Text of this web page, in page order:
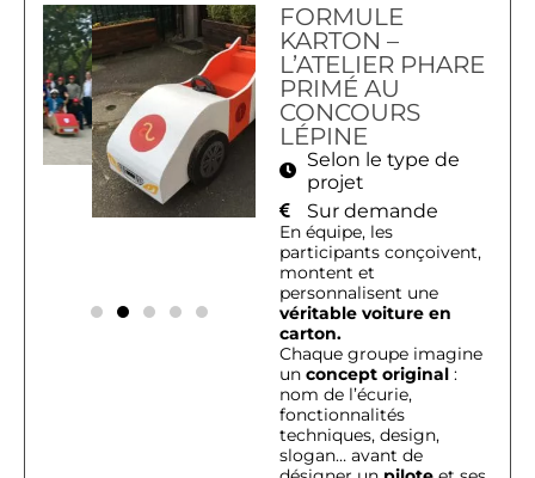
FORMULE
KARTON –
L’ATELIER PHARE
PRIMÉ AU
CONCOURS
LÉPINE
Selon le type de
projet
Sur demande
En équipe, les
participants conçoivent,
montent et
personnalisent une
véritable voiture en
carton.
Chaque groupe imagine
un concept original :
nom de l’écurie,
fonctionnalités
techniques, design,
slogan… avant de